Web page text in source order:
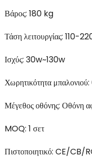
Βάρος: 180 kg
Τάση λειτουργίας: 110-
Ισχύς: 30w~130w
Χωρητικότητα
Μέγεθος οθόνης: Οθόνη
MOQ: 1 σετ
Πιστοποιητικό: CE/CB/